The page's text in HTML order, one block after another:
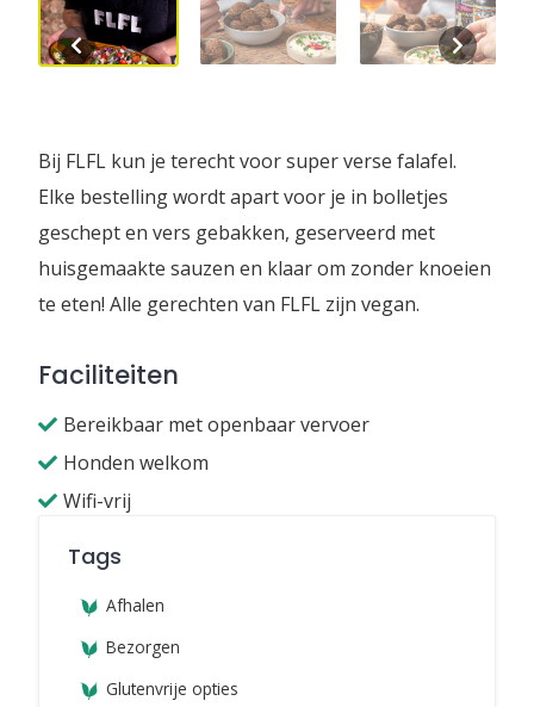
Bij FLFL kun je terecht voor super verse falafel.
Elke bestelling wordt apart voor je in bolletjes
geschept en vers gebakken, geserveerd met
huisgemaakte sauzen en klaar om zonder knoeien
te eten! Alle gerechten van FLFL zijn vegan.
Faciliteiten
Bereikbaar met openbaar vervoer
Honden welkom
Wifi-vrij
Tags
Afhalen
Bezorgen
Glutenvrije opties